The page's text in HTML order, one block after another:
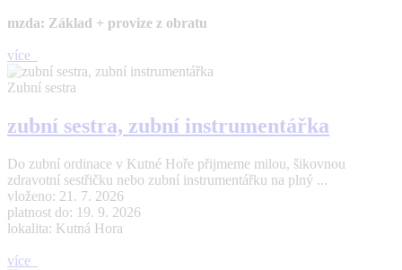
mzda: Základ + provize z obratu
více
Zubní sestra
zubní sestra, zubní instrumentářka
Do zubní ordinace v Kutné Hoře přijmeme milou, šikovnou
zdravotní sestřičku nebo zubní instrumentářku na plný ...
vloženo: 21. 7. 2026
platnost do: 19. 9. 2026
lokalita: Kutná Hora
více